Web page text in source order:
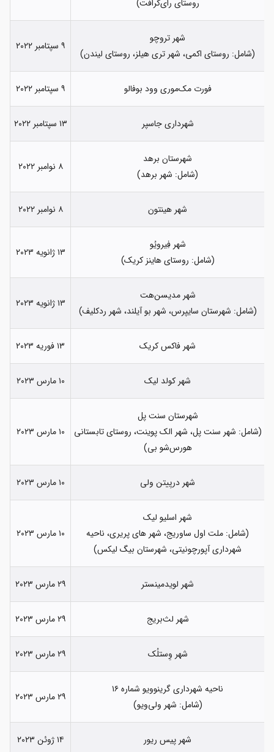
روستای رای‌کرافت)
شهر تروچو
(شامل: روستای اکمی، شهر تری هیلز، روستای لیندن)
۹ سپتامبر ۲۰۲۲
فورت مک‌موری وود بوفالو ۹ سپتامبر ۲۰۲۲
شهرداری جاسپر ۱۳ سپتامبر ۲۰۲۲
شهرستان برهد
(شامل: شهر برهد)
۸ نوامبر ۲۰۲۲
شهر هینتون ۸ نوامبر ۲۰۲۲
شهر فِیرویُو
(شامل: روستای هاینز کریک)
۱۳ ژانویه ۲۰۲۳
شهر مدیسن‌هت
(شامل: شهرستان سایپرس، شهر بو آیلند، شهر ردکلیف)
۱۳ ژانویه ۲۰۲۳
شهر فاکس کریک ۱۳ فوریه ۲۰۲۳
شهر کولد لیک ۱۰ مارس ۲۰۲۳
شهرستان سنت پل
(شامل: شهر سنت پل، شهر الک پوینت، روستای تابستانی
هورس‌شو بی)
۱۰ مارس ۲۰۲۳
شهر دریِیتن ولی ۱۰ مارس ۲۰۲۳
شهر اسلیو لیک
(شامل: ملت اول ساوریج، شهر های پریری، ناحیه
شهرداری آپورچونیتی، شهرستان بیگ لیکس)
۱۰ مارس ۲۰۲۳
شهر لویدمینستر ۲۹ مارس ۲۰۲۳
شهر لث‌بریج ۲۹ مارس ۲۰۲۳
شهر وِستلُک ۲۹ مارس ۲۰۲۳
ناحیه شهرداری گرینوویو شماره ۱۶
(شامل: شهر ولی‌ویو)
۲۹ مارس ۲۰۲۳
شهر پیس ریور ۱۴ ژوئن ۲۰۲۳